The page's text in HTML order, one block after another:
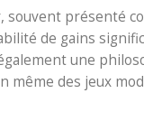
souvent présenté
de gains
une
même des jeux